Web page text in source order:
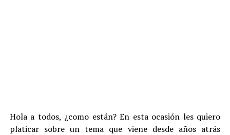
Hola a todos, ¿como están? En esta ocasión les quiero
platicar sobre un tema que viene desde años atrás